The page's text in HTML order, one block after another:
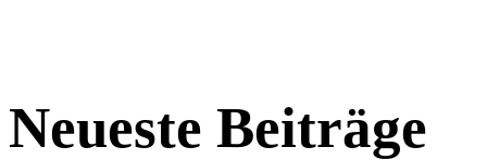
Neueste Beiträge